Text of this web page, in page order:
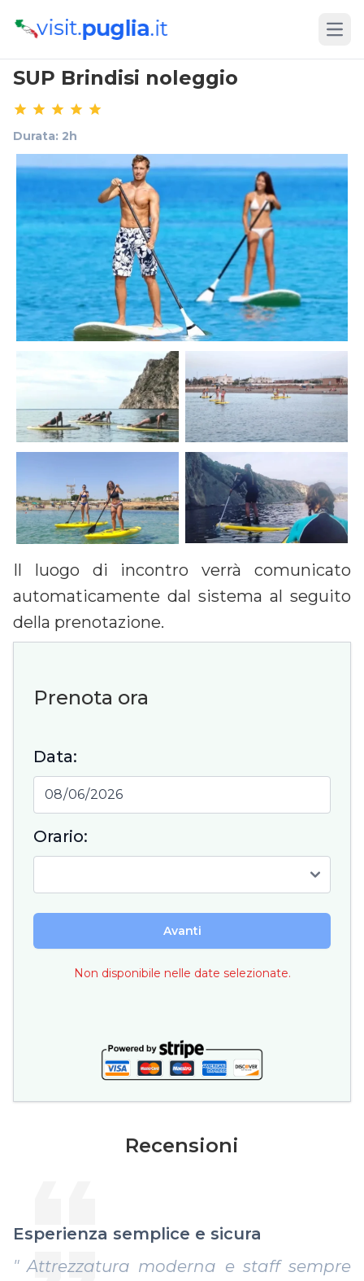
SUP Brindisi noleggio
Durata: 2h
Il luogo di incontro verrà comunicato
automaticamente dal sistema al seguito
della prenotazione.
Prenota ora
Data:
Orario:
Avanti
Non disponibile nelle date selezionate.
Recensioni
Esperienza semplice e sicura
" Attrezzatura moderna e staff sempre